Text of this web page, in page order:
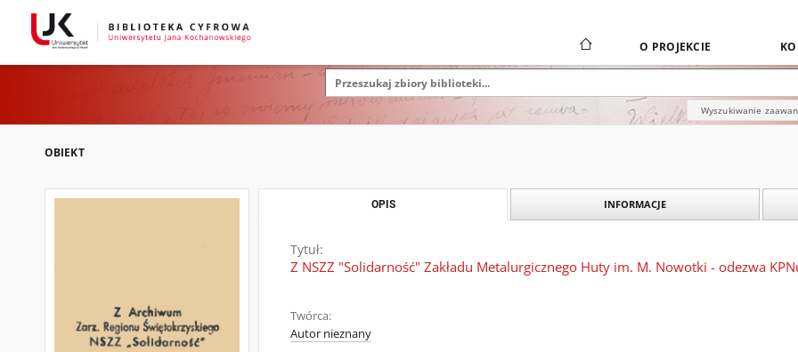
O PROJEKCIE
Wyszukiwanie
OBIEKT
OPIS INFORMACJE
Tytuł:
Z NSZZ "Solidarność" Zakładu Metalurgicznego Huty im. M. Nowotki - odezwa
Twórca:
Autor nieznany